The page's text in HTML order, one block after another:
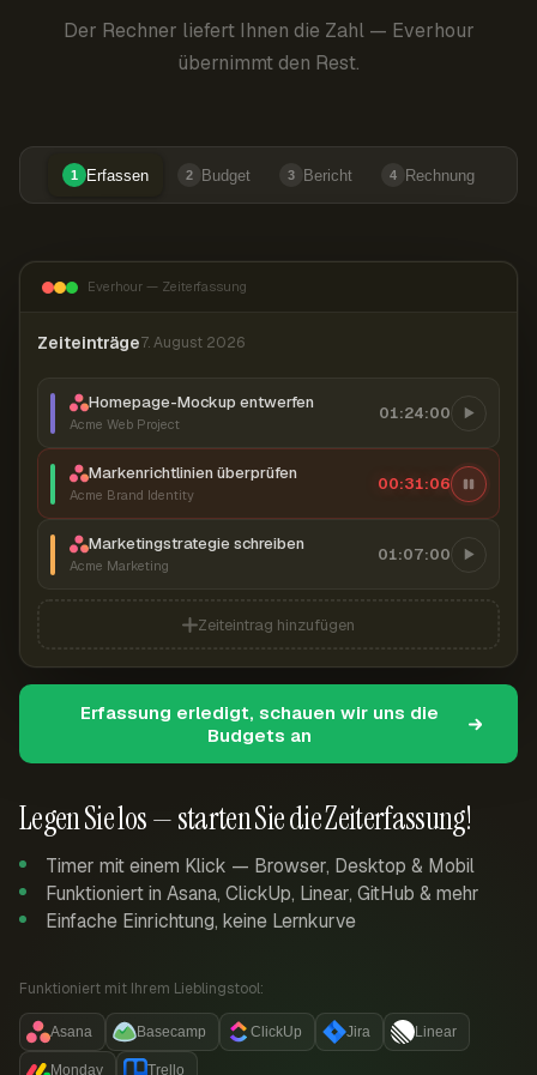
Der Rechner liefert Ihnen die Zahl — Everhour
übernimmt den Rest.
1 Erfassen 2 Budget 3 Bericht 4 Rechnung
Legen Sie los — starten Sie die Zeiterfassung!
Timer mit einem Klick — Browser, Desktop & Mobil
Funktioniert in Asana, ClickUp, Linear, GitHub & mehr
Einfache Einrichtung, keine Lernkurve
Funktioniert mit Ihrem Lieblingstool:
Asana Basecamp ClickUp Jira Linear
Monday Trello
Everhour — Zeiterfassung
Zeiteinträge7. August 2026
Homepage-Mockup entwerfen
Acme Web Project
01:24:00
Markenrichtlinien überprüfen
Acme Brand Identity
00:31:07
Marketingstrategie schreiben
Acme Marketing
01:07:00
Zeiteintrag hinzufügen
Erfassung erledigt, schauen wir uns die
Budgets an